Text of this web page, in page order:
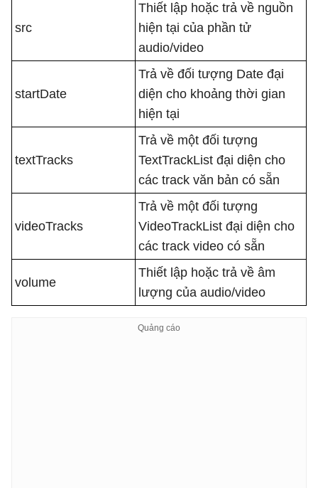
src
Thiết lập hoặc trả về nguồn
hiện tại của phần tử
audio/video
startDate
Trả về đối tượng Date đại
diện cho khoảng thời gian
hiện tại
textTracks
Trả về một đối tượng
TextTrackList đại diện cho
các track văn bản có sẵn
videoTracks
Trả về một đối tượng
VideoTrackList đại diện cho
các track video có sẵn
volume
Thiết lập hoặc trả về âm
lượng của audio/video